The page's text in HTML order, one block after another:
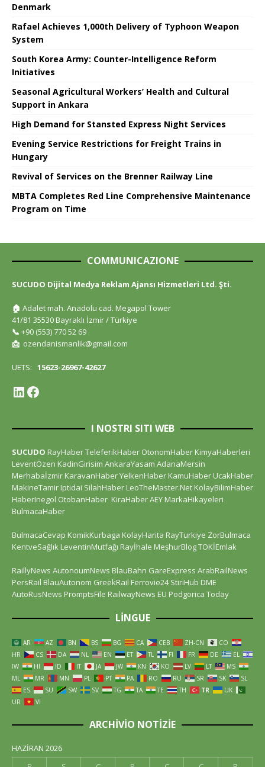
Denmark
Rafael Achieves 1,000th Delivery of Typhoon Weapon
System
South Korea Army: Counter-Intelligence Reform
Initiatives
Seasonal Agricultural Workers’ Health and Cultural
Support in Ankara
High Demand for Stansted Express Night Services
Evening Service Restrictions for Freight Trains in
Hungary
Revival of Services on the Brenner Railway Line
MBTA Completes Red Line Comprehensive Maintenance
Program on Time
COMMUNICAZIONE
SUCUDO Dijital Medya Reklam Ajansı Hizmetleri Ltd. Şti.
🏠 Adalet mah. Anadolu cad. Megapol Tower
41/81 35530 Bayraklı İzmir / Türkiye
📞 +90 (553) 770 52 69
📩 ozendanismanlik@gmail.com
UETS: 15623-26967-42627
I NOSTRI SITI WEB
SUCUDO RayHaberTeleferikHaber OtonomHaber KimyaHaberleri
LeventÖzen KadinGirisim AnkaraYasam AdanaMersin
Merhabaİzmir KaravanHaberYelkenHaber KamuHaber UcakHaber
MakineTamir Iptidai SilahHaber LeoTheMaster.Net KolayBilimHaber
HaberInegol OtobanHaber KiraHaberAEY MarkaHikayeleri
BulmacaHaber
BulmacaCevap KomikKurbaga KolayHarita RayTurkiye ZorBulmaca
KentveSağlık LeventinMutfağı Rayİhale MeşhurBlogTOKİEmlak
RaillyNews AutonoumNews BlauBahn GareExpress ArabRailNews
PersRail BlauAutonom GreekRail Ferrovie24 StiriHub DME
AutoRusNews PromptsFile RailwayNews EU Podgorica Today
LINGUE
AR AZ BN BS BG CA CEB ZH-CN
CO
HR
CS DA NL EN ET TL FI FR DE
EL
IW
HI ID IT JA JW KN KO LV LT
MS
ML
MR MN PL PT PA RO RU SR SK
SL
ES
SU SW SV TG TA TE TH TR
UK
UR
VI
ARCHIVIO NOTIZIE
HAZIRAN 2026